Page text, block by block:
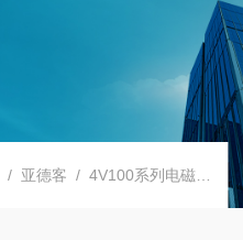
/ 亚德客 /4V100系列电磁阀 /